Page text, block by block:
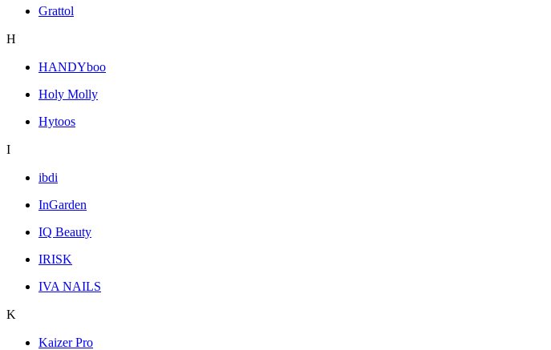
Grattol
H
HANDYboo
Holy Molly
Hytoos
I
ibdi
InGarden
IQ Beauty
IRISK
IVA NAILS
K
Kaizer Pro